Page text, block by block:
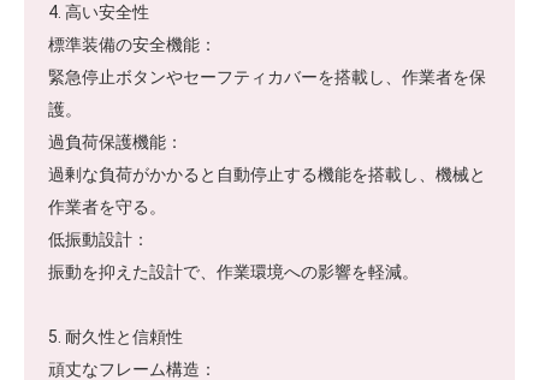
4. 高い安全性
標準装備の安全機能：
緊急停止ボタンやセーフティカバーを搭載し、作業者を保
護。
過負荷保護機能：
過剰な負荷がかかると自動停止する機能を搭載し、機械と
作業者を守る。
低振動設計：
振動を抑えた設計で、作業環境への影響を軽減。
5. 耐久性と信頼性
頑丈なフレーム構造：